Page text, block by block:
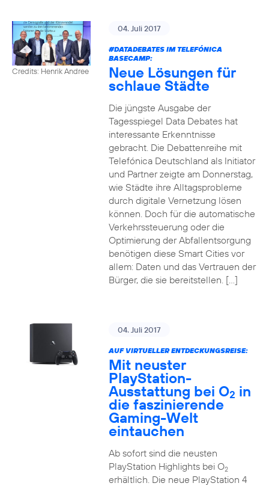
Credits: Henrik Andree
04. Juli 2017
#DATADEBATESIM TELEFÓNICA
BASECAMP:
Neue Lösungen für
schlaue Städte
Die jüngste Ausgabe der
Tagesspiegel Data Debates hat
interessante Erkenntnisse
gebracht. Die Debattenreihe mit
Telefónica Deutschland als Initiator
und Partner zeigte am Donnerstag,
wie Städte ihre Alltagsprobleme
durch digitale Vernetzung lösen
können. Doch für die automatische
Verkehrssteuerung oder die
Optimierung der Abfallentsorgung
benötigen diese Smart Cities vor
allem: Daten und das Vertrauen der
Bürger, die sie bereitstellen. […]
04. Juli 2017
AUF VIRTUELLER ENTDECKUNGSREISE:
Mit neuster
PlayStation-
Ausstattung bei O2 in
die faszinierende
Gaming-Welt
eintauchen
Ab sofort sind die neusten
PlayStation Highlights bei O2
erhältlich. Die neue PlayStation 4